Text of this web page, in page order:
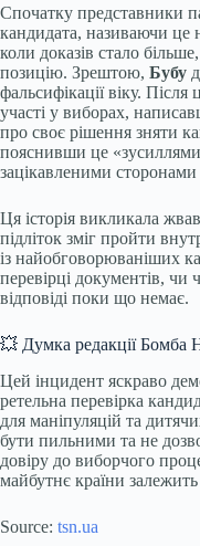
Спочатку представники
кандидата, називаючи
коли доказів стало
позицію. Зрештою, Бубу
фальсифікації віку.
участі у виборах,
про своє рішення зняти
пояснивши це
зацікавленими сторонами
Ця історія викликала
підліток зміг пройти
із найобговорюваніших
перевірці документів, чи
відповіді поки що немає.
💥 Думка редакції Бомба
Цей інцидент яскраво
ретельна перевірка
для маніпуляцій та
бути пильними та не
довіру до виборчого
майбутнє країни залежить
Source: tsn.ua